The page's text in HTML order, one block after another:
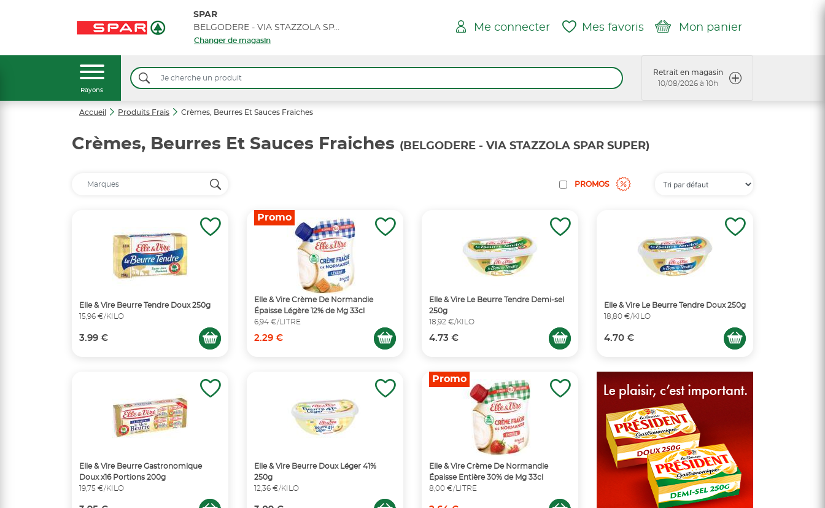
SPAR
BELGODERE - VIA STAZZOLA SPAR SUPER
Changer de magasin
Me connecter Mes favoris Mon panier
Rayons
Retrait en magasin
10/08/2026 à 10h
Accueil Produits Frais Crèmes, Beurres Et Sauces Fraiches
Crèmes, Beurres Et Sauces Fraiches (BELGODERE - VIA STAZZOLA SPAR SUPER)
PROMOS
Elle & Vire Beurre Tendre Doux 250g
15,96 €/KILO
3.99 €
Elle & Vire Crème De Normandie
Épaisse Légère 12% de Mg 33cl
6,94 €/LITRE
2.29 €
Promo
Elle & Vire Le Beurre Tendre Demi-sel
250g
18,92 €/KILO
4.73 €
Elle & Vire Le Beurre Tendre Doux 250g
18,80 €/KILO
4.70 €
Elle & Vire Beurre Gastronomique
Doux x16 Portions 200g
19,75 €/KILO
Elle & Vire Beurre Doux Léger 41%
250g
12,36 €/KILO
Elle & Vire Crème De Normandie
Épaisse Entière 30% de Mg 33cl
8,00 €/LITRE
Promo